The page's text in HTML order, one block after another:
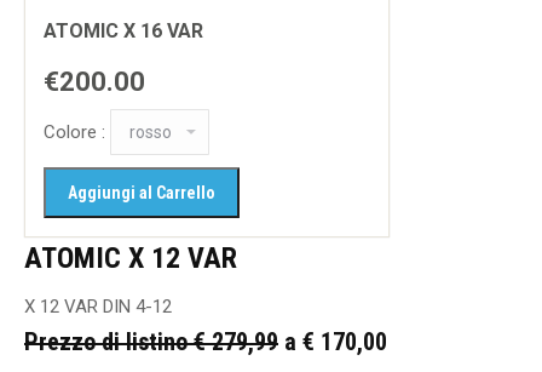
ATOMIC X 16 VAR
€200.00
Colore :
ATOMIC X 12 VAR
X 12 VAR DIN 4-12
Prezzo di listino € 279,99 a € 170,00